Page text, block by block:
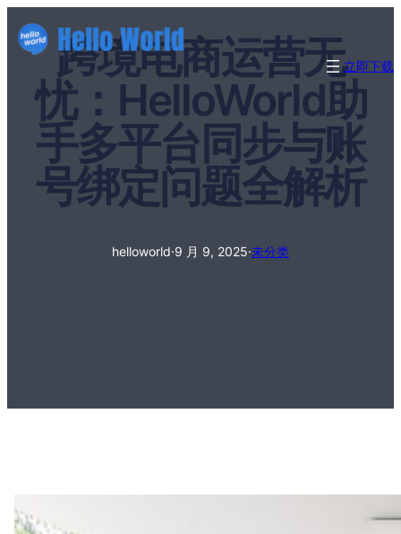
立即下载
跨境电商运营无
忧：HelloWorld助
手多平台同步与账
号绑定问题全解析
helloworld·9 月 9, 2025·未分类